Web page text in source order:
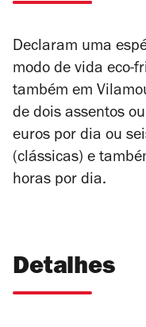
Declaram uma
modo de vida eco-
também em
de dois assentos
euros por dia ou
(clássicas) e
horas por dia.
Detalhes